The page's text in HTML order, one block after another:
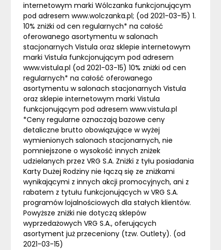
internetowym marki Wólczanka funkcjonującym
pod adresem www.wolczanka.pl; (od 2021-03-15) 1.
10% zniżki od cen regularnych* na całość
oferowanego asortymentu w salonach
stacjonarnych Vistula oraz sklepie internetowym
marki Vistula funkcjonującym pod adresem
www.vistula.pl (od 2021-03-15) 10% zniżki od cen
regularnych* na całość oferowanego
asortymentu w salonach stacjonarnych Vistula
oraz sklepie internetowym marki Vistula
funkcjonującym pod adresem www.vistula.pl
*Ceny regularne oznaczają bazowe ceny
detaliczne brutto obowiązujące w wyżej
wymienionych salonach stacjonarnych, nie
pomniejszone o wysokość innych zniżek
udzielanych przez VRG S.A. Zniżki z tyłu posiadania
Karty Dużej Rodziny nie łączą się ze zniżkami
wynikającymi z innych akcji promocyjnych, ani z
rabatem z tytułu funkcjonujących w VRG S.A.
programów lojalnościowych dla stałych klientów.
Powyższe zniżki nie dotyczą sklepów
wyprzedażowych VRG S.A., oferujących
asortyment już przeceniony (tzw. Outlety). (od
2021-03-15)